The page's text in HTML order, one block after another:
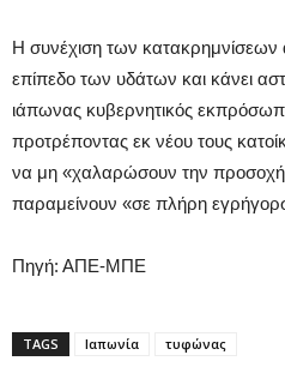
Η συνέχιση των κατακρημνίσεων
επίπεδο των υδάτων και κάνει
ιάπωνας κυβερνητικός
προτρέποντας εκ νέου τους
να μη «χαλαρώσουν την προσοχή
παραμείνουν «σε πλήρη
Πηγή: ΑΠΕ-ΜΠΕ
TAGS Ιαπωνία τυφώνας